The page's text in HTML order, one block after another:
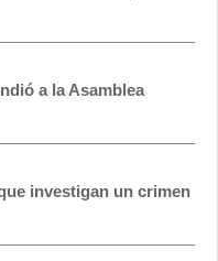
a la Asamblea
investigan un crimen